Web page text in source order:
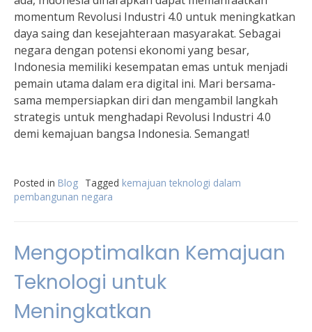
momentum Revolusi Industri 4.0 untuk meningkatkan
daya saing dan kesejahteraan masyarakat. Sebagai
negara dengan potensi ekonomi yang besar,
Indonesia memiliki kesempatan emas untuk menjadi
pemain utama dalam era digital ini. Mari bersama-
sama mempersiapkan diri dan mengambil langkah
strategis untuk menghadapi Revolusi Industri 4.0
demi kemajuan bangsa Indonesia. Semangat!
Posted in Blog Tagged kemajuan teknologi dalam
pembangunan negara
Mengoptimalkan Kemajuan
Teknologi untuk
Meningkatkan